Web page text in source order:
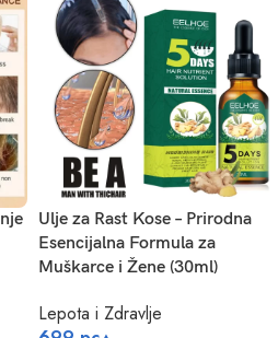
Ulje za Rast Kose – Prirodna
Esencijalna Formula za
Muškarce i Žene (30ml)
Lepota i Zdravlje